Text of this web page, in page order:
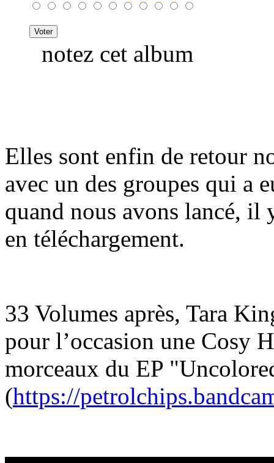
notez cet album
Elles sont enfin de retour
avec un des groupes qui a
quand nous avons lancé, il
en téléchargement.
33 Volumes après, Tara
pour l’occasion une Cosy
morceaux du EP
(https://